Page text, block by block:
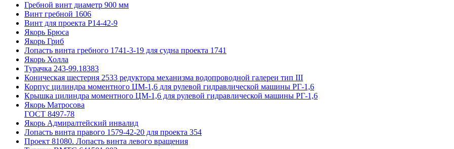
Гребной винт диаметр 900 мм
Винт гребной 1606
Винт для проекта Р14-42-9
Якорь Брюса
Якорь Гриб
Лопасть винта гребного 1741-3-19 для судна проекта 1741
Якорь Холла
Турачка 243-99.18383
Коническая шестерня 2533 редуктора механизма водопроводной галереи тип III
Корпус цилиндра моментного ЦМ-1,6 для рулевой гидравлической машины РГ-1,6
Крышка цилиндра моментного ЦМ-1,6 для рулевой гидравлической машины РГ-1,6
Якорь Матросова
ГОСТ 8497-78
Якорь Адмиралтейский инвалид
Лопасть винта правого 1579-42-20 для проекта 354
Проект 81080. Лопасть винта левого вращения